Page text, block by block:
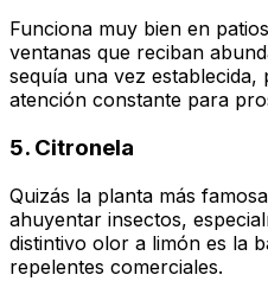
Funciona muy bien en
ventanas que reciban
sequía una vez
atención constante para
5. Citronela
Quizás la planta más
ahuyentar insectos,
distintivo olor a limón es la
repelentes comerciales.